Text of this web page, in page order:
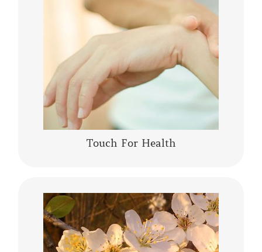
Touch For Health
La Kinesiologia Specializzata è un metodo
olistico che prende in considerazione la
persona nella sua totalità corpo, mente,
emozioni. Integra le conoscenze moderne……
CONTINUA A LEGGERE
I fiori di Bach sono una “terapia vibrazionale-
energetica” messa a punto da Edward Bach. I
fiori di Bach sono delle “lanterne” che aiutano
a comprendere se stessi,…….